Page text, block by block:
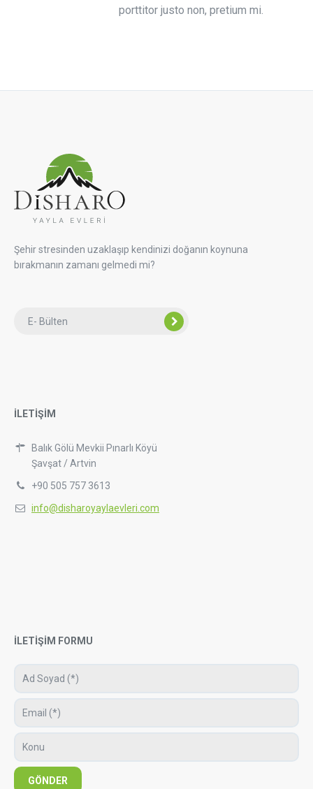
porttitor justo non, pretium mi.
Şehir stresinden uzaklaşıp kendinizi doğanın koynuna
bırakmanın zamanı gelmedi mi?
İLETİŞİM
Balık Gölü Mevkii Pınarlı Köyü
Şavşat / Artvin
+90 505 757 3613
info@disharoyaylaevleri.com
İLETİŞİM FORMU